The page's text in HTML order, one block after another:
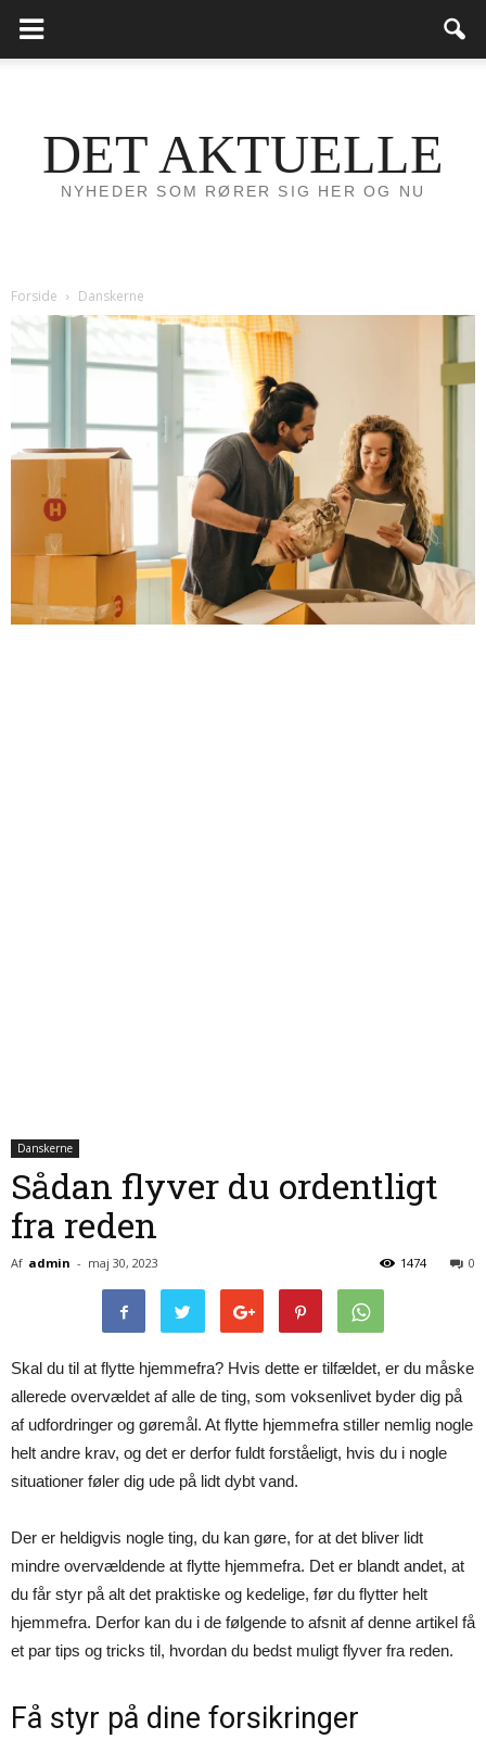
DET AKTUELLE
NYHEDER SOM RØRER SIG HER OG NU
Forside Danskerne
Danskerne
Sådan flyver du ordentligt
fra reden
Af admin - maj 30, 2023 0
1474
Skal du til at flytte hjemmefra? Hvis dette er tilfældet, er du måske
allerede overvældet af alle de ting, som voksenlivet byder dig på
af udfordringer og gøremål. At flytte hjemmefra stiller nemlig nogle
helt andre krav, og det er derfor fuldt forståeligt, hvis du i nogle
situationer føler dig ude på lidt dybt vand.
Der er heldigvis nogle ting, du kan gøre, for at det bliver lidt
mindre overvældende at flytte hjemmefra. Det er blandt andet, at
du får styr på alt det praktiske og kedelige, før du flytter helt
hjemmefra. Derfor kan du i de følgende to afsnit af denne artikel få
et par tips og tricks til, hvordan du bedst muligt flyver fra reden.
Få styr på dine forsikringer